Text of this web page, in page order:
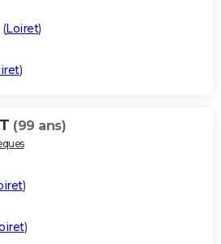
(Loiret)
)
(99 ans)
)
)